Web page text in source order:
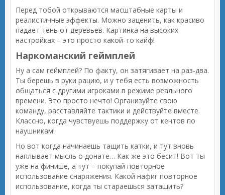
Перед тобой открываются масштабные карты и
реалистичные эффекты. Можно заценить, как красиво
падает тень от деревьев. Картинка на высоких
настройках – это просто какой-то кайф!
Наркоманский геймплей
Ну а сам геймплей? По факту, он затягивает на раз-два.
Ты берешь в руки рацию, и у тебя есть возможность
общаться с другими игроками в режиме реального
времени. Это просто нечто! Организуйте свою
команду, расставляйте тактики и действуйте вместе.
Классно, когда чувствуешь поддержку от кентов по
наушникам!
Но вот когда начинаешь тащить катки, и тут вновь
наплывает мысль о донате… Как же это бесит! Вот ты
уже на финише, а тут – покупай повторное
использование снаряжения. Какой нафиг повторное
использование, когда ты стараешься затащить?